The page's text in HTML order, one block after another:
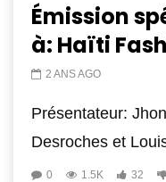
Émission
à: Haïti
2 ANS AGO
Présentateur:
Desroches et
0 1.5K 32